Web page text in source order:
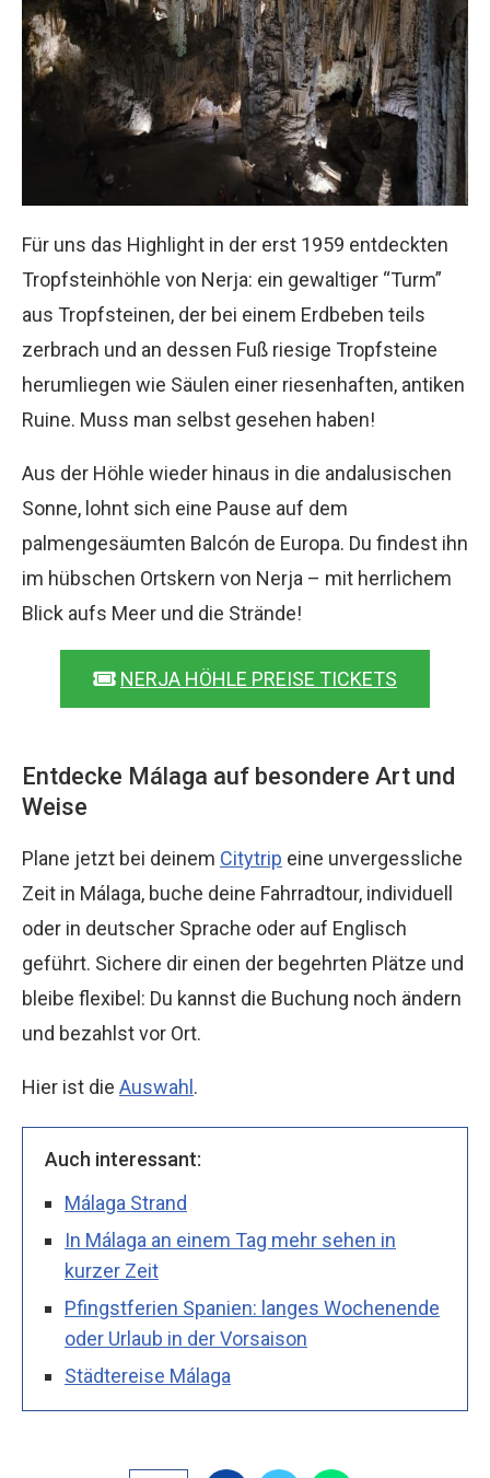
Für uns das Highlight in der erst 1959 entdeckten
Tropfsteinhöhle von Nerja: ein gewaltiger “Turm”
aus Tropfsteinen, der bei einem Erdbeben teils
zerbrach und an dessen Fuß riesige Tropfsteine
herumliegen wie Säulen einer riesenhaften, antiken
Ruine. Muss man selbst gesehen haben!
Aus der Höhle wieder hinaus in die andalusischen
Sonne, lohnt sich eine Pause auf dem
palmengesäumten Balcón de Europa. Du findest ihn
im hübschen Ortskern von Nerja – mit herrlichem
Blick aufs Meer und die Strände!
NERJA HÖHLE PREISE TICKETS
Entdecke Málaga auf besondere Art und
Weise
Plane jetzt bei deinem Citytrip eine unvergessliche
Zeit in Málaga, buche deine Fahrradtour, individuell
oder in deutscher Sprache oder auf Englisch
geführt. Sichere dir einen der begehrten Plätze und
bleibe flexibel: Du kannst die Buchung noch ändern
und bezahlst vor Ort.
Hier ist die Auswahl .
Auch interessant:
Málaga Strand
In Málaga an einem Tag mehr sehen in
kurzer Zeit
Pfingstferien Spanien: langes Wochenende
oder Urlaub in der Vorsaison
Städtereise Málaga